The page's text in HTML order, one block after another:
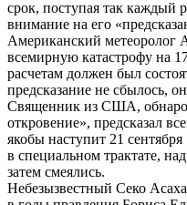
срок, поступая так каждый
внимание на его
Американский метеоролог
всемирную катастрофу на
расчетам должен был
предсказание не сбылось,
Священник из США,
откровение», предсказал
якобы наступит 21
в специальном трактате,
затем смеялись.
Небезызвестный Секо